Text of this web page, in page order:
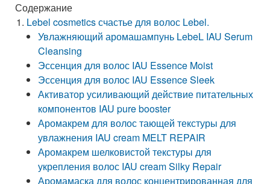
Содержание
Lebel cosmetics счастье для волос Lebel.
Увлажняющий аромашампунь LebeL IAU Serum
Cleansing
Эссенция для волос IAU Essence Moist
Эссенция для волос IAU Essence Sleek
Активатор усиливающий действие питательных
компонентов IAU pure booster
Аромакрем для волос тающей текстуры для
увлажнения IAU cream MELT REPAIR
Аромакрем шелковистой текстуры для
укрепления волос IAU cream Silky Repair
Аромамаска для волос концентрированная для